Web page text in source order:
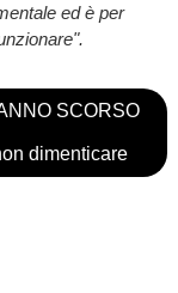
ed è per
SCORSO
dimenticare